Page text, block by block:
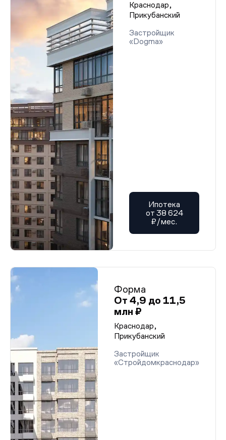
Краснодар,
Прикубанский
Застройщик
«Dogma»
Ипотека
от 38 624
₽/мес.
Форма
От 4,9 до 11,5
млн ₽
Краснодар,
Прикубанский
Застройщик
«Стройдомкраснодар»